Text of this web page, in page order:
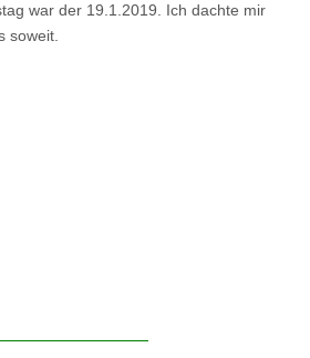
war der 19.1.2019. Ich dachte mir
soweit.